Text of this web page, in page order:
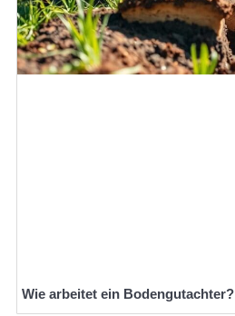
Wie arbeitet ein Bodengutachter?